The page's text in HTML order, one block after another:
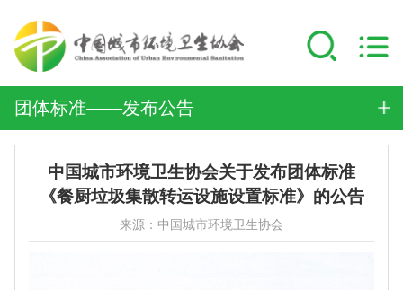
团体标准——发布公告
中国城市环境卫生协会关于发布团体标准
《餐厨垃圾集散转运设施设置标准》的公告
来源：中国城市环境卫生协会